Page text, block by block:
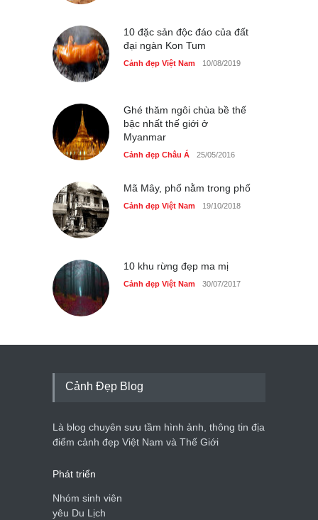
10 đặc sản độc đáo của đất
đại ngàn Kon Tum
Cảnh đẹp Việt Nam 10/08/2019
Ghé thăm ngôi chùa bề thế
bậc nhất thế giới ở
Myanmar
Cảnh đẹp Châu Á 25/05/2016
Mã Mây, phố nằm trong phố
Cảnh đẹp Việt Nam 19/10/2018
10 khu rừng đẹp ma mị
Cảnh đẹp Việt Nam 30/07/2017
Cảnh Đẹp Blog
Là blog chuyên sưu tầm hình ảnh, thông tin địa
điểm cảnh đẹp Việt Nam và Thế Giới
Phát triển
Nhóm sinh viên
yêu Du Lịch